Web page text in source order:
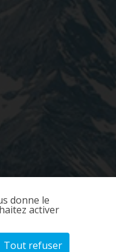
donne le
activer
Tout refuser